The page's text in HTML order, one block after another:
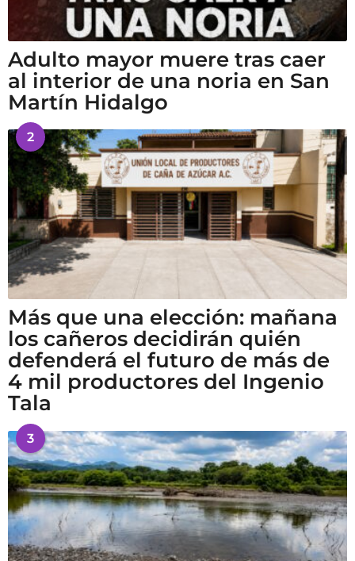
Adulto mayor muere tras caer
al interior de una noria en San
Martín Hidalgo
2
Más que una elección: mañana
los cañeros decidirán quién
defenderá el futuro de más de
4 mil productores del Ingenio
Tala
3